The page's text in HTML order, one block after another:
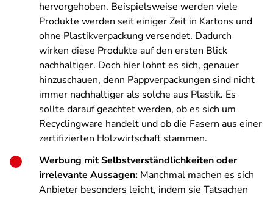
hervorgehoben. Beispielsweise werden viele
Produkte werden seit einiger Zeit in Kartons und
ohne Plastikverpackung versendet. Dadurch
wirken diese Produkte auf den ersten Blick
nachhaltiger. Doch hier lohnt es sich, genauer
hinzuschauen, denn Pappverpackungen sind nicht
immer nachhaltiger als solche aus Plastik. Es
sollte darauf geachtet werden, ob es sich um
Recyclingware handelt und ob die Fasern aus einer
zertifizierten Holzwirtschaft stammen.
Werbung mit Selbstverständlichkeiten oder
irrelevante Aussagen: Manchmal machen es sich
Anbieter besonders leicht, indem sie Tatsachen